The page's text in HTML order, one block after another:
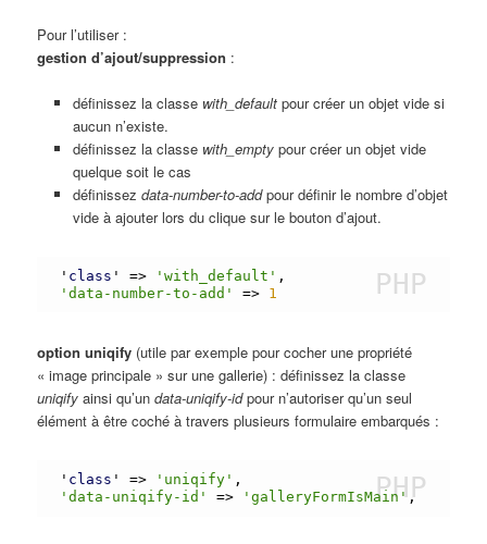
Pour l’utiliser :
gestion d’ajout/suppression :
définissez la classe with_defaultpour créer un objet vide si
aucun n’existe.
définissez la classe with_emptypour créer un objet vide
quelque soit le cas
définissez data-number-to-addpour définir le nombre d’objet
vide à ajouter lors du clique sur le bouton d’ajout.
' class ' => 'with_default'
'data-number-to-add'
=> 1
option uniqify (utile par exemple pour cocher une propriété
« image principale » sur une gallerie) : définissez la classe
uniqify ainsi qu’undata-uniqify-idpour n’autoriser qu’un seul
élément à être coché à travers plusieurs formulaire embarqués :
' class ' => 'uniqify'
'data-uniqify-id'
=> 'galleryFormIsMain'